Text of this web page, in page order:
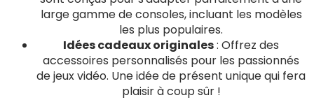
large gamme de consoles, incluant les modèles
les plus populaires.
Idées cadeaux originales: Offrez des
accessoires personnalisés pour les passionnés
de jeux vidéo. Une idée de présent unique qui fera
plaisir à coup sûr !